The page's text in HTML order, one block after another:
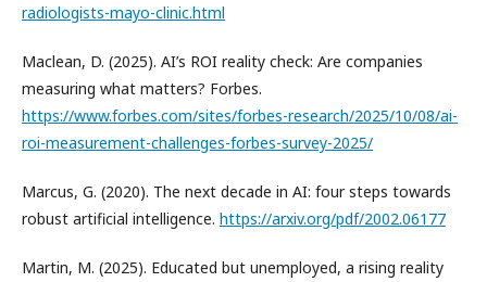
radiologists-mayo-clinic.html
Maclean, D. (2025). AI’s ROI reality check: Are companies
measuring what matters? Forbes.
https://www.forbes.com/sites/forbes-research/2025/10/08/ai-
roi-measurement-challenges-forbes-survey-2025/
Marcus, G. (2020). The next decade in AI: four steps towards
robust artificial intelligence. https://arxiv.org/pdf/2002.06177
Martin, M. (2025). Educated but unemployed, a rising reality